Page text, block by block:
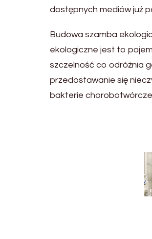
dostępnych mediów już
Budowa szamba
ekologiczne jest to
szczelność co odróżnia
przedostawanie się
bakterie chorobotwórcze